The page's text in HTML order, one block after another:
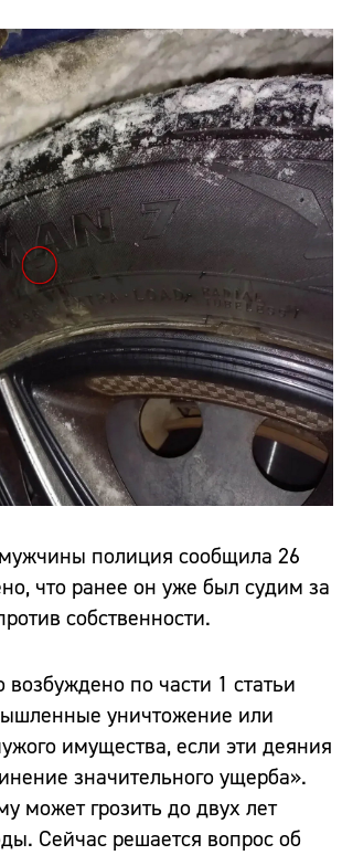
полиция сообщила 26
что ранее он уже был судим за
собственности.
возбуждено по части 1 статьи
уничтожение или
имущества, если эти деяния
значительного ущерба».
может грозить до двух лет
Сейчас решается вопрос об